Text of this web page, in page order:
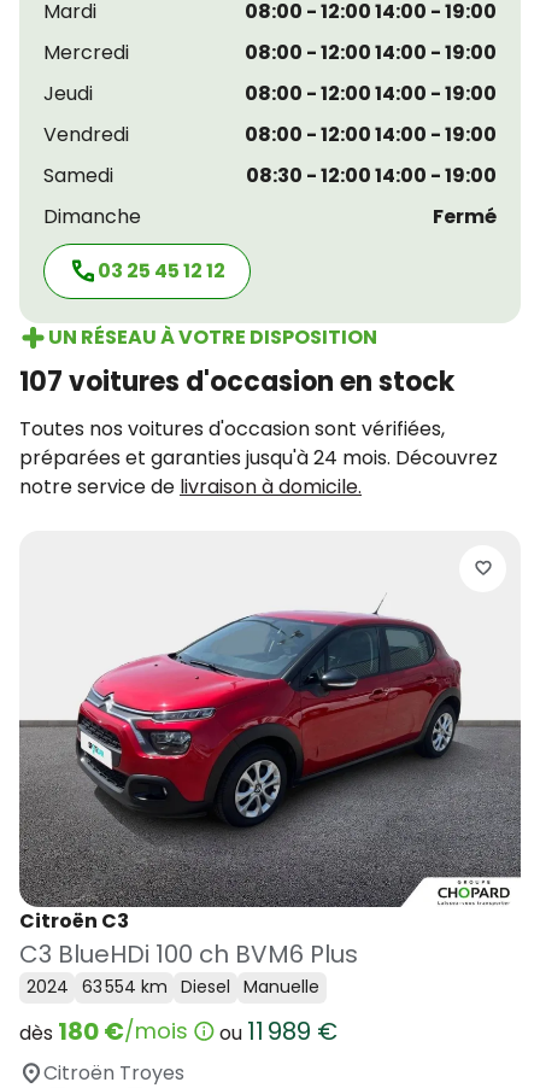
Mardi
08:00 - 12:00 14:00 - 19:00
Mercredi
08:00 - 12:00 14:00 - 19:00
Jeudi
08:00 - 12:00 14:00 - 19:00
Vendredi
08:00 - 12:00 14:00 - 19:00
Samedi
08:30 - 12:00 14:00 - 19:00
Dimanche
Fermé
03 25 45 12 12
UN RÉSEAU À VOTRE DISPOSITION
107 voitures d'occasion en stock
Toutes nos voitures d'occasion sont vérifiées,
préparées et garanties jusqu'à 24 mois. Découvrez
notre service de livraison à domicile.
Citroën C3
C3 BlueHDi 100 ch BVM6 Plus
2024 63 554 km Diesel Manuelle
dès 180 €/mois ou 11 989 €
Citroën Troyes